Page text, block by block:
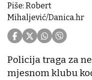
Piše: Robert
Mihaljević/Danica.hr
Policija traga za
mjesnom klubu